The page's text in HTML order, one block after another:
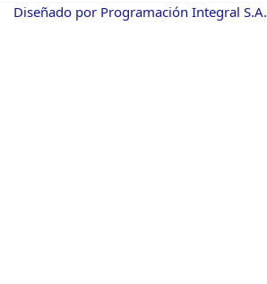
Diseñado por Programación Integral S.A.